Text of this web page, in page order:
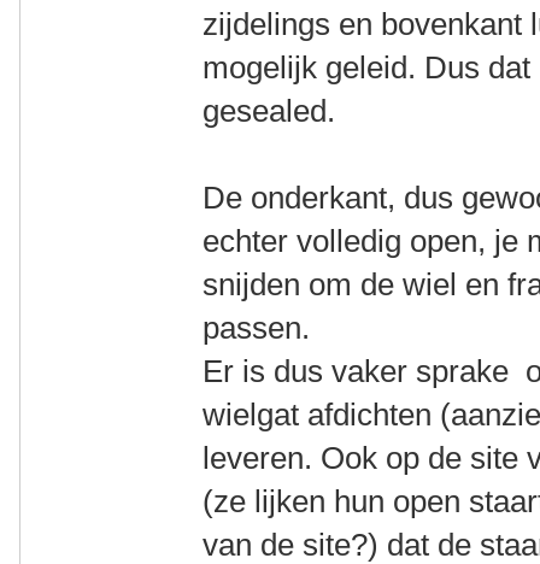
zijdelings en bovenkant
mogelijk geleid. Dus
gesealed.
De onderkant, dus
echter volledig open, je
snijden om de wiel en
passen.
Er is dus vaker sprake
wielgat afdichten
leveren. Ook op de site
(ze lijken hun open
van de site?) dat de